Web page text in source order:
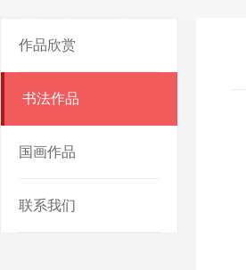
作品欣赏
书法作品
国画作品
联系我们